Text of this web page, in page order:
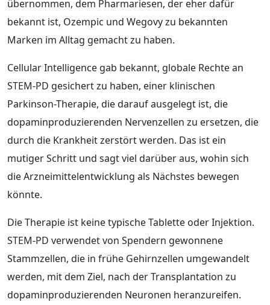
übernommen, dem Pharmariesen, der eher dafür
bekannt ist, Ozempic und Wegovy zu bekannten
Marken im Alltag gemacht zu haben.
Cellular Intelligence gab bekannt, globale Rechte an
STEM-PD gesichert zu haben, einer klinischen
Parkinson-Therapie, die darauf ausgelegt ist, die
dopaminproduzierenden Nervenzellen zu ersetzen, die
durch die Krankheit zerstört werden. Das ist ein
mutiger Schritt und sagt viel darüber aus, wohin sich
die Arzneimittelentwicklung als Nächstes bewegen
könnte.
Die Therapie ist keine typische Tablette oder Injektion.
STEM-PD verwendet von Spendern gewonnene
Stammzellen, die in frühe Gehirnzellen umgewandelt
werden, mit dem Ziel, nach der Transplantation zu
dopaminproduzierenden Neuronen heranzureifen.